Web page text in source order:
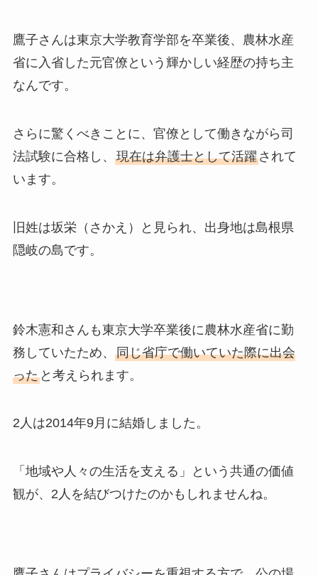
鷹子さんは東京大学教育学部を卒業後、農林水産
省に入省した元官僚という輝かしい経歴の持ち主
なんです。
さらに驚くべきことに、官僚として働きながら司
法試験に合格し、 現在は弁護士として活躍されて
います。
旧姓は坂栄（さかえ）と見られ、出身地は島根県
隠岐の島です。
鈴木憲和さんも東京大学卒業後に農林水産省に勤
務していたため、 同じ省庁で働いていた際に出会
ったと考えられます。
2人は2014年9月に結婚しました。
「地域や人々の生活を支える」という共通の価値
観が、2人を結びつけたのかもしれませんね。